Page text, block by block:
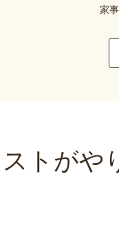
家
トがや